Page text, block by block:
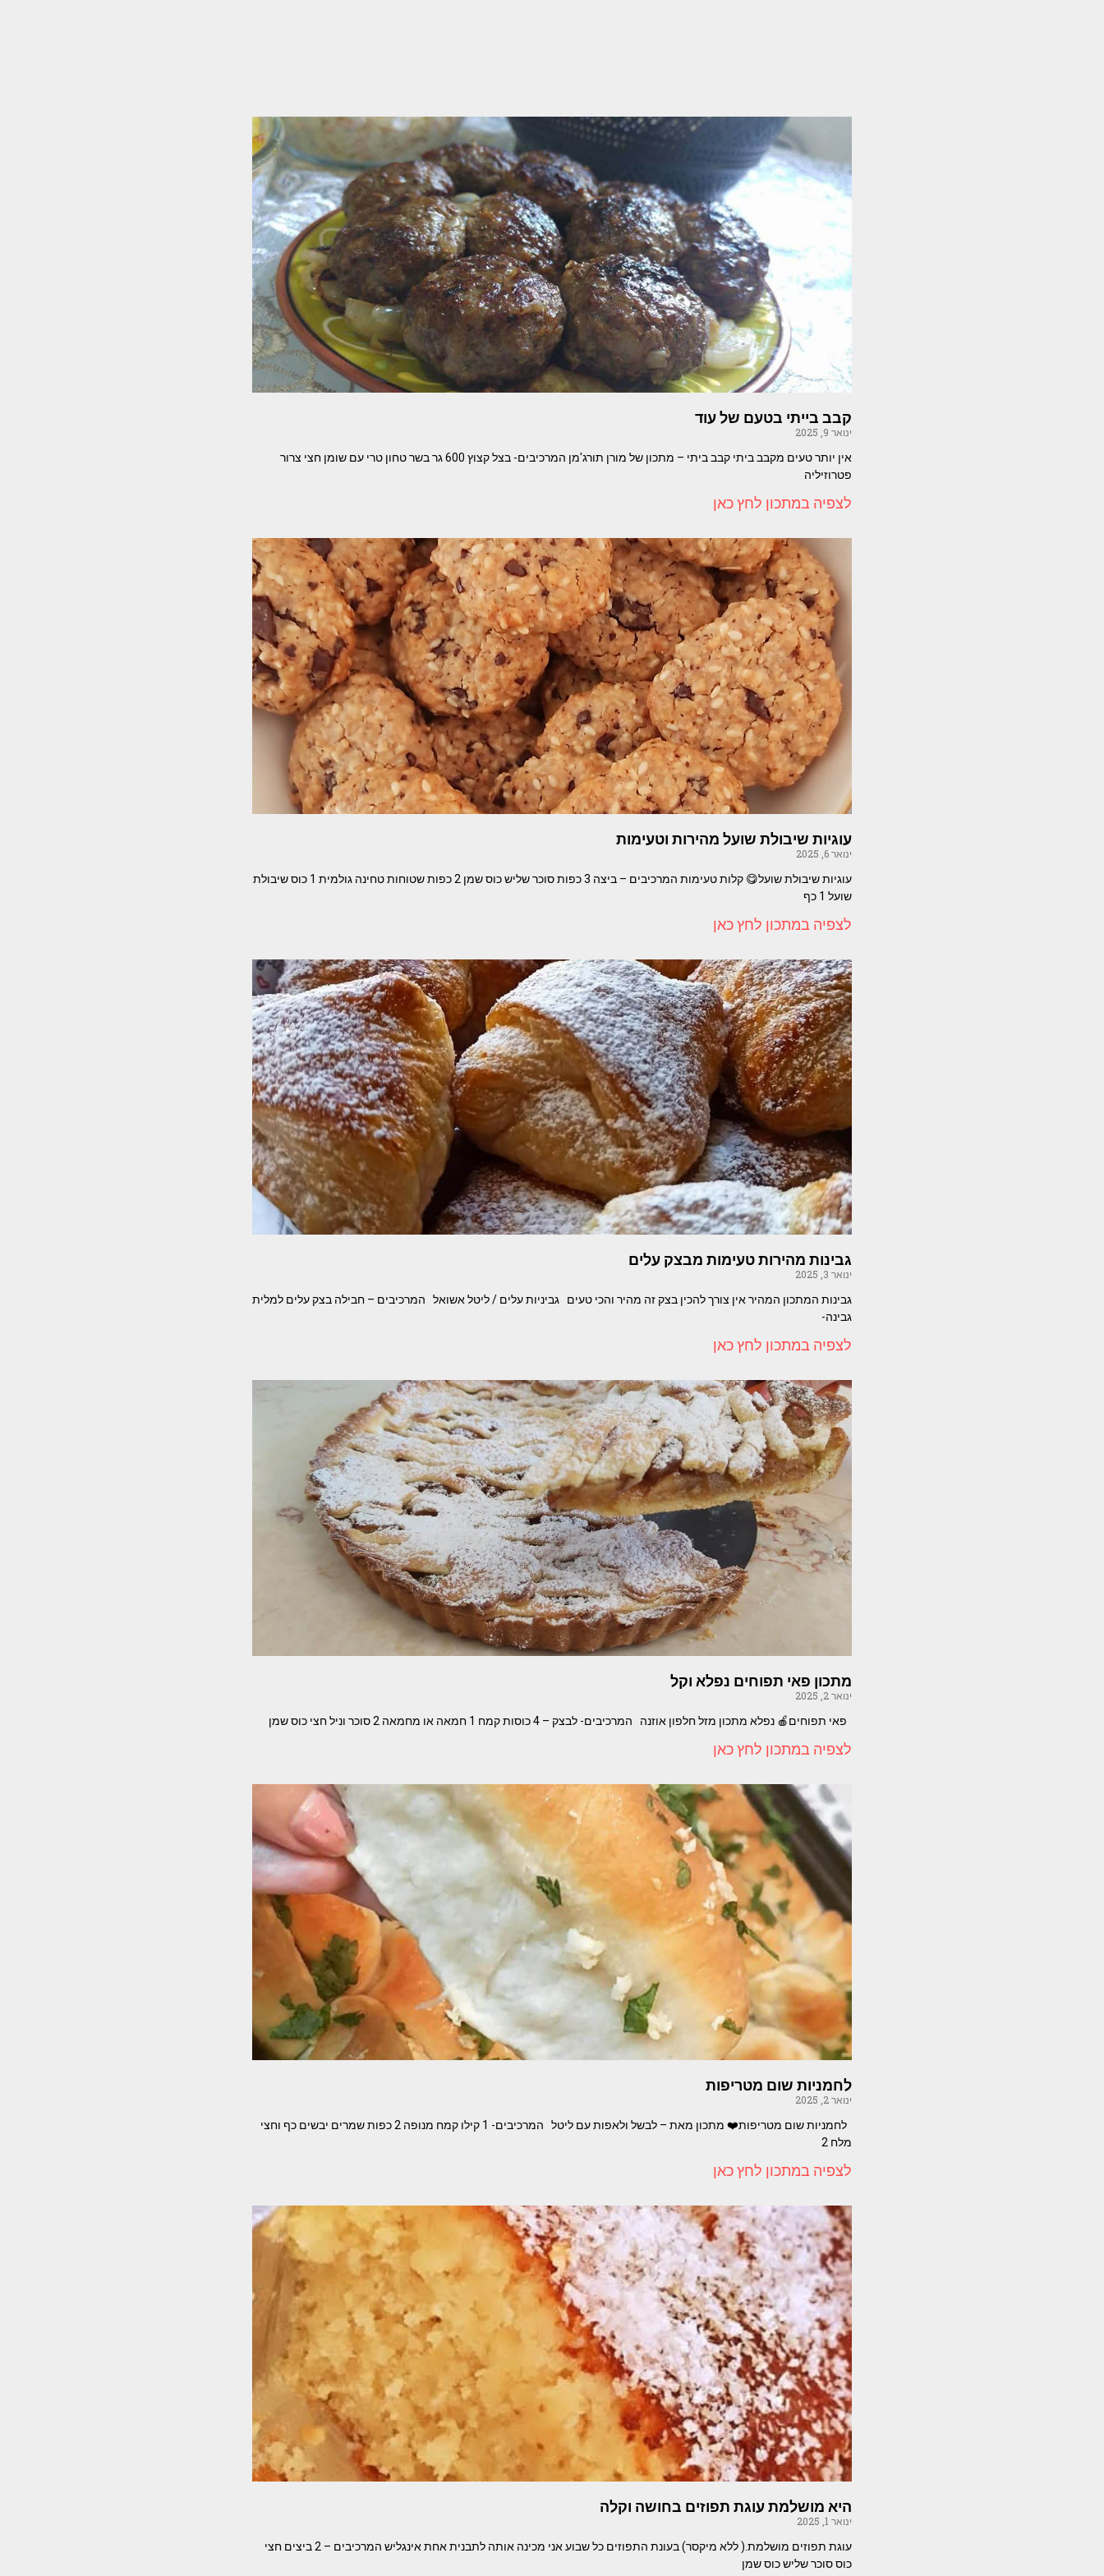
קבב בייתי בטעם של עוד
ינואר 9, 2025
אין יותר טעים מקבב ביתי קבב ביתי – מתכון של מורן תורג'מן המרכיבים- בצל קצוץ 600 גר בשר טחון טרי עם שומן חצי צרור
פטרוזיליה
לצפיה במתכון לחץ כאן
עוגיות שיבולת שועל מהירות וטעימות
ינואר 6, 2025
עוגיות שיבולת שועל😋 קלות טעימות המרכיבים – ביצה 3 כפות סוכר שליש כוס שמן 2 כפות שטוחות טחינה גולמית 1 כוס שיבולת
שועל 1 כף
לצפיה במתכון לחץ כאן
גבינות מהירות טעימות מבצק עלים
ינואר 3, 2025
גבינות המתכון המהיר אין צורך להכין בצק זה מהיר והכי טעים גביניות עלים / ליטל אשואל המרכיבים – חבילה בצק עלים למלית
גבינה-
לצפיה במתכון לחץ כאן
מתכון פאי תפוחים נפלא וקל
ינואר 2, 2025
פאי תפוחים🍎 נפלא מתכון מזל חלפון אוזנה המרכיבים- לבצק – 4 כוסות קמח 1 חמאה או מחמאה 2 סוכר וניל חצי כוס שמן
לצפיה במתכון לחץ כאן
לחמניות שום מטריפות
ינואר 2, 2025
לחמניות שום מטריפות❤️ מתכון מאת – לבשל ולאפות עם ליטל המרכיבים- 1 קילו קמח מנופה 2 כפות שמרים יבשים כף וחצי
מלח 2
לצפיה במתכון לחץ כאן
היא מושלמת עוגת תפוזים בחושה וקלה
ינואר 1, 2025
עוגת תפוזים מושלמת.( ללא מיקסר) בעונת התפוזים כל שבוע אני מכינה אותה לתבנית אחת אינגליש המרכיבים – 2 ביצים חצי
כוס סוכר שליש כוס שמן